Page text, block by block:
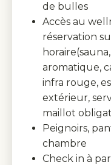
de bulles
Accès au
réservation
aromatique,
infra rouge,
extérieur,
maillot
Peignoirs,
chambre
Check in à